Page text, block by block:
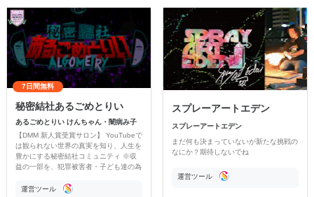
7日間無料
秘密結社あるごめとりい
あるごめとりい けんちゃん・闇病み子
【DMM 新人賞受賞サロン】 YouTubeで
は観られない世界の真実を知り、人生を
豊かにする秘密結社コミュニティ ※収
益の一部を、犯罪被害者・子ども達の為
す運営ツール
スプレーアートエデン
スプレーアートエデン
まだ何も決まっていないが新たな挑戦の
なにか？期待しないでね
運営ツール